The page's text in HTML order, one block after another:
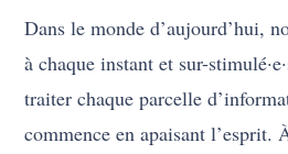
Dans le monde d’aujourd’hui,
à chaque instant et sur-
traiter chaque parcelle
commence en apaisant l’esprit.